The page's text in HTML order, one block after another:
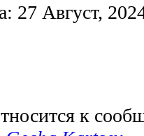
27 Август,
к